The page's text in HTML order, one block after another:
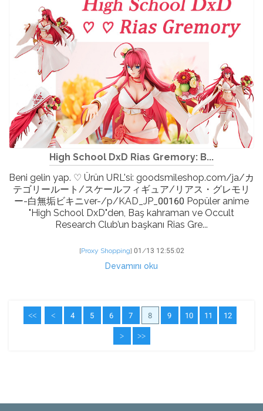
High School DxD Rias Gremory: B...
Beni gelin yap. ♡ Ürün URL'si: goodsmileshop.com/ja/カ
テゴリールート/スケールフィギュア/リアス・グレモリ
ー-白無垢ビキニver-/p/KAD_JP_00160 Popüler anime
"High School DxD"den, Baş kahraman ve Occult
Research Club’un başkanı Rias Gre...
[Proxy Shopping] 01/13 12:55:02
Devamını oku
<< < 4 5 6 7 8 9 10 11 12
> >>